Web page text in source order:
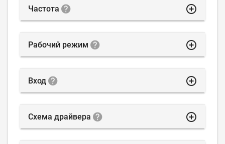
highlight_off
Частота
highlight_off
Рабочий режим
highlight_off
Вход
highlight_off
Схема драйвера